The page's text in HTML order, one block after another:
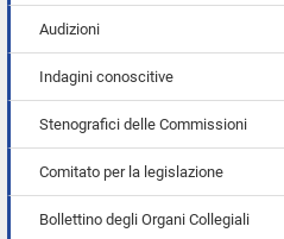
Audizioni
Indagini conoscitive
Stenografici delle Commissioni
Comitato per la legislazione
Bollettino degli Organi Collegiali